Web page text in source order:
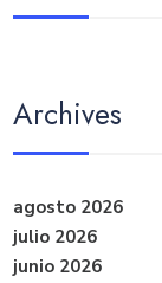
Archives
agosto 2026
julio 2026
junio 2026